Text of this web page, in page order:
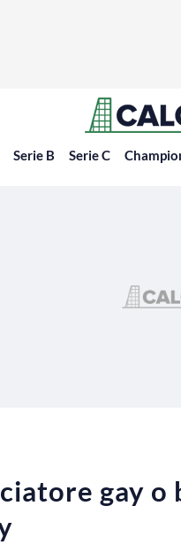
Serie B Serie C
gay